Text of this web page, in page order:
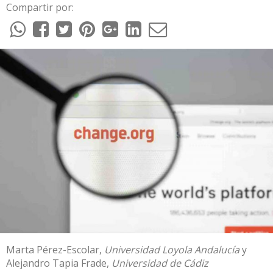
SOCIEDAD
CULTURIZANDO.COM
Compartir por:
Marta Pérez-Escolar, Universidad Loyola Andalucíay
Alejandro Tapia Frade, Universidad de Cádiz